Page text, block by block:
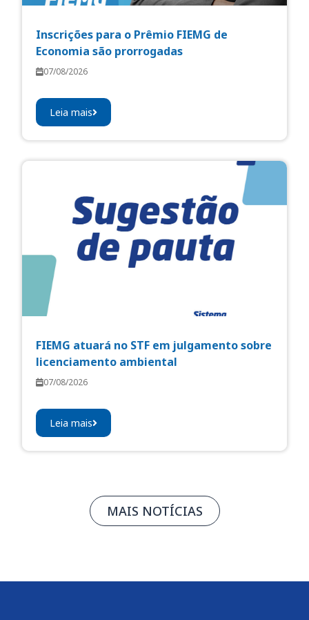
Inscrições para o Prêmio FIEMG de
Economia são prorrogadas
07/08/2026
Leia mais
FIEMG atuará no STF em julgamento sobre
licenciamento ambiental
07/08/2026
Leia mais
MAIS NOTÍCIAS